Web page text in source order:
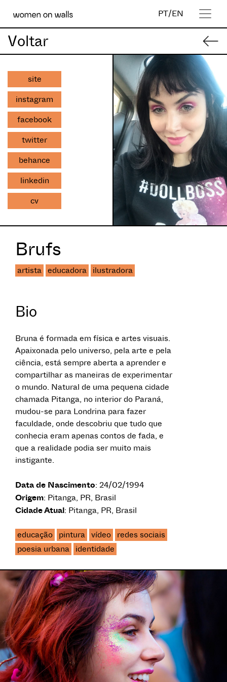
PT/EN
Voltar
site
instagram
facebook
twitter
behance
linkedin
cv
Brufs
artista educadora ilustradora
Bio
Bruna é formada em física e artes visuais.
Apaixonada pelo universo, pela arte e pela
ciência, está sempre aberta a aprender e
compartilhar as maneiras de experimentar
o mundo. Natural de uma pequena cidade
chamada Pitanga, no interior do Paraná,
mudou-se para Londrina para fazer
faculdade, onde descobriu que tudo que
conhecia eram apenas contos de fada, e
que a realidade podia ser muito mais
instigante.
Data de Nascimento: 24/02/1994
Origem: Pitanga, PR, Brasil
Cidade Atual: Pitanga, PR, Brasil
educação pintura vídeo
redes sociais
poesia urbana
identidade